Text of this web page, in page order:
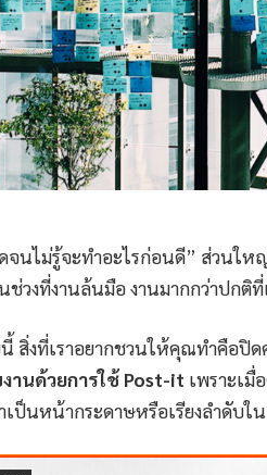
จนไม่รู้จะทำอะไรก่อนดี” ส่วนใ
วงที่งานล้นมือ งานมากกว่าปกติ
สิ่งที่เราอยากชวนให้คุณทำคือปิ
านด้วยการใช้ Post-it เพราะเ
นหน้ากระดาษหรือเรียงลำดับใ